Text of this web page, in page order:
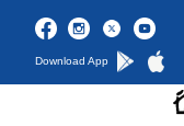
Download App